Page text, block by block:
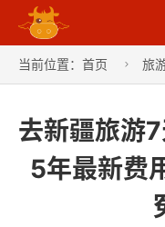
当前位置： 首页  旅
去新疆旅游
5年最新费